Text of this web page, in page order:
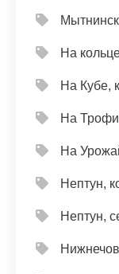
На
На Кубе,
На
На
Нептун,
Нептун,